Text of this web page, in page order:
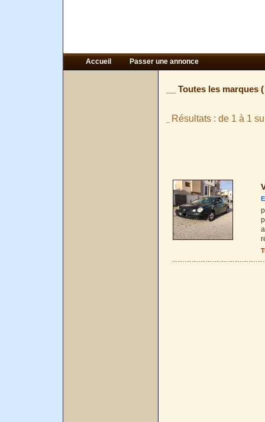
Accueil Passer une annonce
__ Toutes les marques
Résultats : de 1 à 1